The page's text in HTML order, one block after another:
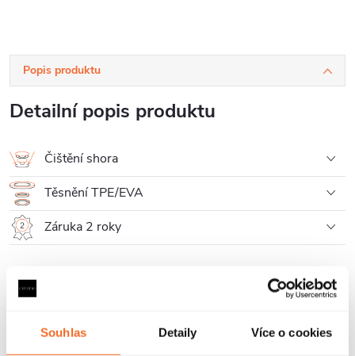
Souhlas Detaily Více o cookies
Popis produktu
Detailní popis produktu
Čištění shora
Těsnění TPE/EVA
Záruka 2 roky
Parametry produktu